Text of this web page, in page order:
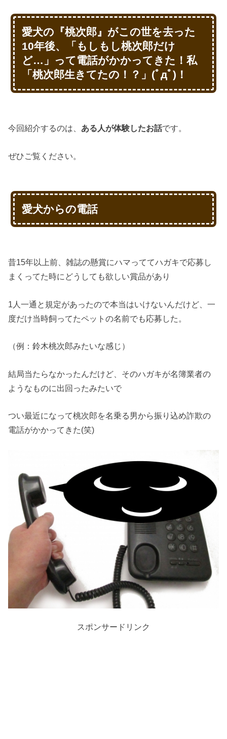
愛犬の『桃次郎』がこの世を去った
10年後、「もしもし桃次郎だけ
ど…」って電話がかかってきた！私
「桃次郎生きてたの！？」(ﾟдﾟ)！
今回紹介するのは、 ある人が体験したお話です。
ぜひご覧ください。
愛犬からの電話
昔15年以上前、雑誌の懸賞にハマっててハガキで応募し
まくってた時にどうしても欲しい賞品があり
1人一通と規定があったので本当はいけないんだけど、一
度だけ当時飼ってたペットの名前でも応募した。
（例：鈴木桃次郎みたいな感じ）
結局当たらなかったんだけど、そのハガキが名簿業者の
ようなものに出回ったみたいで
つい最近になって桃次郎を名乗る男から振り込め詐欺の
電話がかかってきた(笑)
スポンサードリンク